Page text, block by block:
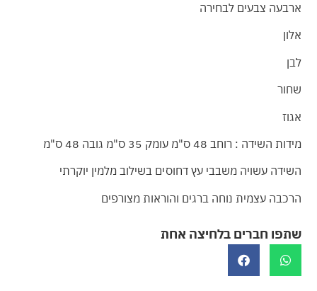
ארבעה צבעים לבחירה
אלון
לבן
שחור
אגוז
מידות השידה : רוחב 48 ס"מ עומק 35 ס"מ גובה 48 ס"מ
השידה עשויה משבבי עץ דחוסים בשילוב מלמין יוקרתי
הרכבה עצמית נוחה ברגים והוראות מצורפים
שתפו חברים בלחיצה אחת